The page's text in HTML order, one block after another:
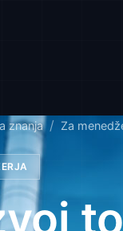
znanja Za